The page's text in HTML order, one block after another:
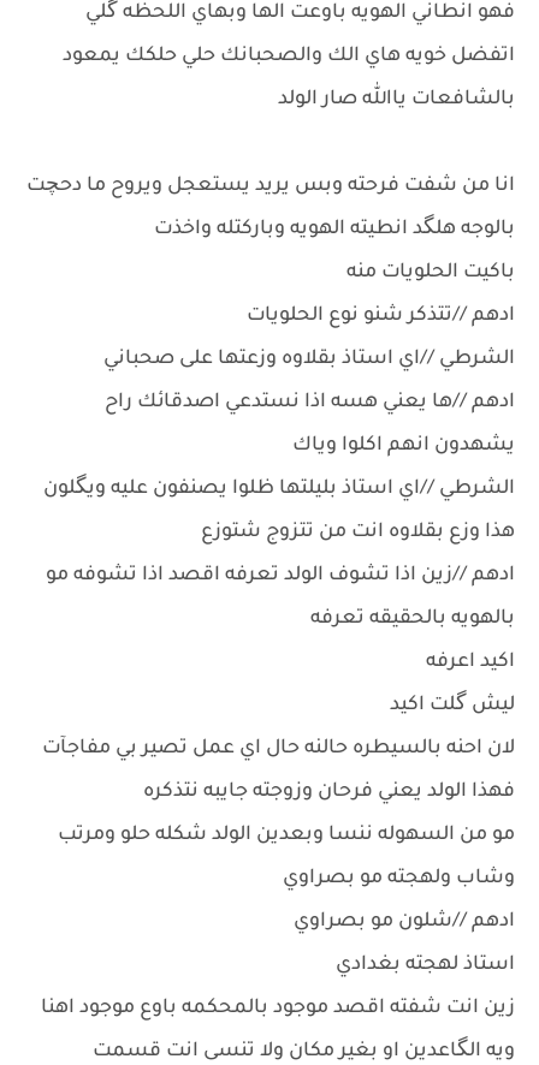
فهو انطاني الهويه باوعت الها وبهاي اللحظه گلي
اتفضل خويه هاي الك والصحبانك حلي حلكك يمعود
بالشافعات ياالله صار الولد
انا من شفت فرحته وبس يريد يستعجل ويروح ما دحچت
بالوجه هلگد انطيته الهويه وباركتله واخذت
باكيت الحلويات منه
ادهم //تتذكر شنو نوع الحلويات
الشرطي //اي استاذ بقلاوه وزعتها على صحباني
ادهم //ها يعني هسه اذا نستدعي اصدقائك راح
يشهدون انهم اكلوا وياك
الشرطي //اي استاذ بليلتها ظلوا يصنفون عليه ويگلون
هذا وزع بقلاوه انت من تتزوج شتوزع
ادهم //زين اذا تشوف الولد تعرفه اقصد اذا تشوفه مو
بالهويه بالحقيقه تعرفه
اكيد اعرفه
ليش گلت اكيد
لان احنه بالسيطره حالنه حال اي عمل تصير بي مفاجآت
فهذا الولد يعني فرحان وزوجته جايبه نتذكره
مو من السهوله ننسا وبعدين الولد شكله حلو ومرتب
وشاب ولهجته مو بصراوي
ادهم //شلون مو بصراوي
استاذ لهجته بغدادي
زين انت شفته اقصد موجود بالمحكمه باوع موجود اهنا
ويه الگاعدين او بغير مكان ولا تنسى انت قسمت